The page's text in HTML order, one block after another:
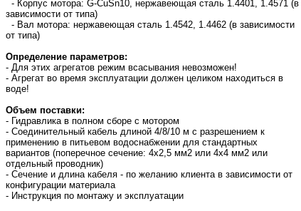
- Корпус мотора: G-CuSn10, нержавеющая сталь 1.4401, 1.4571 (в
зависимости от типа)
- Вал мотора: нержавеющая сталь 1.4542, 1.4462 (в зависимости
от типа)
Определение параметров:
- Для этих агрегатов режим всасывания невозможен!
- Агрегат во время эксплуатации должен целиком находиться в
воде!
Объем поставки:
- Гидравлика в полном сборе с мотором
- Соединительный кабель длиной 4/8/10 м с разрешением к
применению в питьевом водоснабжении для стандартных
вариантов (поперечное сечение: 4x2,5 мм2 или 4x4 мм2 или
отдельный проводник)
- Сечение и длина кабеля - по желанию клиента в зависимости от
конфигурации материала
- Инструкция по монтажу и эксплуатации